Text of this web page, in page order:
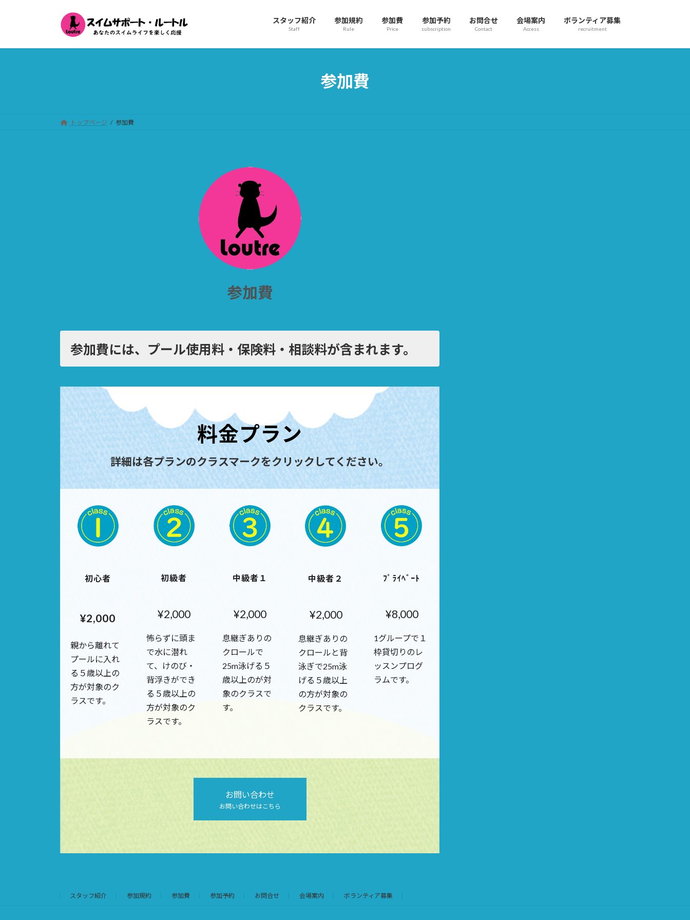
スタッフ紹介
Staff
参加規約
Rule
参加費
Price
参加予約
subscription
お問合せ
Contact
会場案内
Access
ボランティア募集
recruitment
参加費
トップページ 参加費
参加費
参加費には、プール使用料・保険料・相談料が含まれます。
料金プラン
詳細は各プランのクラスマークをクリックしてください。
初心者
¥2,000
親から離れて
プールに入れ
る５歳以上の
方が対象のク
ラスです。
初級者
¥2,000
怖らずに頭ま
で水に潜れ
て、けのび・
背浮きができ
る５歳以上の
方が対象のク
ラスです。
中級者１
¥2,000
息継ぎありの
クロールで
25m泳げる５
歳以上のが対
象のクラスで
す。
中級者２
¥2,000
息継ぎありの
クロールと背
泳ぎで25m泳
げる５歳以上
の方が対象の
クラスです。
ﾌﾟﾗｲﾍﾞｰﾄ
¥8,000
1グループで１
枠貸切りのレ
ッスンプログ
ラムです。
お問い合わせ
お問い合わせはこちら
スタッフ紹介 参加規約 参加費 参加予約 お問合せ 会場案内 ボランティア募集